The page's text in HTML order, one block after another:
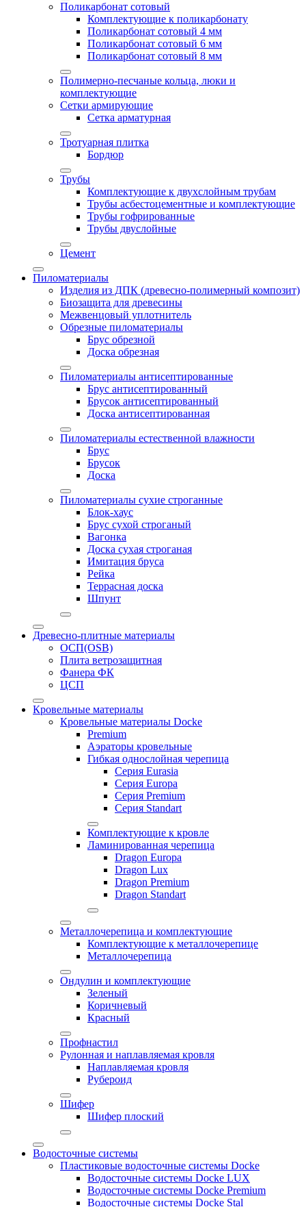
Поликарбонат сотовый
Комплектующие к поликарбонату
Поликарбонат сотовый 4 мм
Поликарбонат сотовый 6 мм
Поликарбонат сотовый 8 мм
Полимерно-песчаные кольца, люки и
комплектующие
Сетки армирующие
Сетка арматурная
Тротуарная плитка
Бордюр
Трубы
Комплектующие к двухслойным трубам
Трубы асбестоцементные и комплектующие
Трубы гофрированные
Трубы двуслойные
Цемент
Пиломатериалы
Изделия из ДПК (древесно-полимерный композит)
Биозащита для древесины
Межвенцовый уплотнитель
Обрезные пиломатериалы
Брус обрезной
Доска обрезная
Пиломатериалы антисептированные
Брус антисептированный
Брусок антисептированный
Доска антисептированная
Пиломатериалы естественной влажности
Брус
Брусок
Доска
Пиломатериалы сухие строганные
Блок-хаус
Брус сухой строганый
Вагонка
Доска сухая строганая
Имитация бруса
Рейка
Террасная доска
Шпунт
Древесно-плитные материалы
ОСП(OSB)
Плита ветрозащитная
Фанера ФК
ЦСП
Кровельные материалы
Кровельные материалы Docke
Premium
Аэраторы кровельные
Гибкая однослойная черепица
Серия Eurasia
Серия Europa
Серия Premium
Серия Standart
Комплектующие к кровле
Ламинированная черепица
Dragon Europa
Dragon Lux
Dragon Premium
Dragon Standart
Металлочерепица и комплектующие
Комплектующие к металлочерепице
Металлочерепица
Ондулин и комплектующие
Зеленый
Коричневый
Красный
Профнастил
Рулонная и наплавляемая кровля
Наплавляемая кровля
Рубероид
Шифер
Шифер плоский
Водосточные системы
Пластиковые водосточные системы Docke
Водосточные системы Docke LUX
Водосточные системы Docke Premium
Водосточные системы Docke Stal